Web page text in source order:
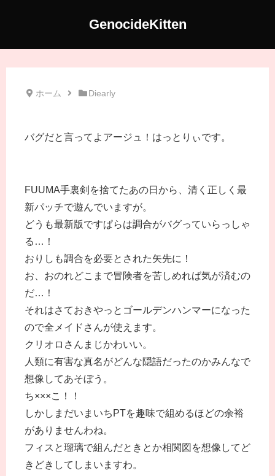
GenocideKitten
ホーム Diearly
バグだと言ってよアージュ！はっとりぃです。
FUUMA手裏剣を捨てたあの日から、清く正しく最
新パッチで遊んでいますが。
どうも最新版ですぱらは調合がバグっていらっしゃ
る…！
おりしも調合を必要とされた矢先に！
お、おのれどこまで冒険者を苦しめれば気が済むの
だ…！
それはさておきやっとゴールデンハンマーになった
ので全メイドさんが使えます。
クリオロさんまじかわいい。
人類に有害な真名がどんな隠語だったのかみんなで
想像してあそぼう。
ち×××こ！！
しかしまだいまいちPTを趣味で組めるほどの余裕
がありませんわね。
フィスと瑠璃で組んだときとか相関図を想像してど
きどきしてしまいますわ。